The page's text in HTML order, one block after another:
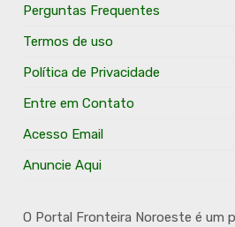
Perguntas Frequentes
Termos de uso
Política de Privacidade
Entre em Contato
Acesso Email
Anuncie Aqui
O Portal Fronteira Noroeste é um